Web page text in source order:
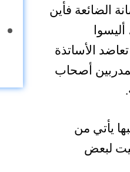
الضائعة فأين
الأساتذة
أصحاب
يأتي من
لبعض